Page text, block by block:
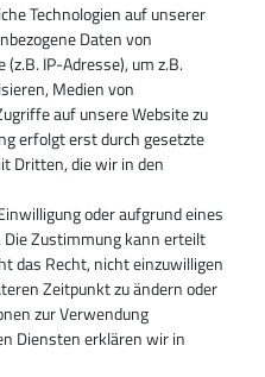
Technologien auf unserer
Daten von
IP-Adresse), um z.B.
Medien von
auf unsere Website zu
erfolgt erst durch gesetzte
Dritten, die wir in den
oder aufgrund eines
Zustimmung kann erteilt
das Recht, nicht einzuwilligen
Zeitpunkt zu ändern oder
zur Verwendung
Diensten erklären wir in